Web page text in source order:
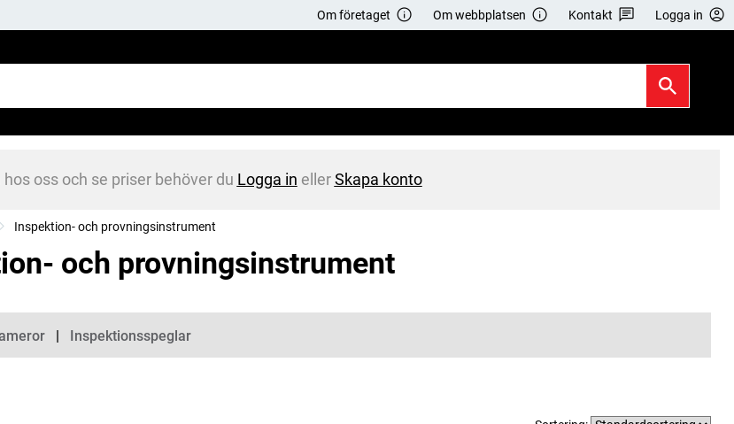
Om företaget Om webbplatsen Kontakt Logga in
oss och se priser behöver du Logga in ellerSkapa konto
Inspektion- och provningsinstrument
och provningsinstrument
Inspektionsspeglar